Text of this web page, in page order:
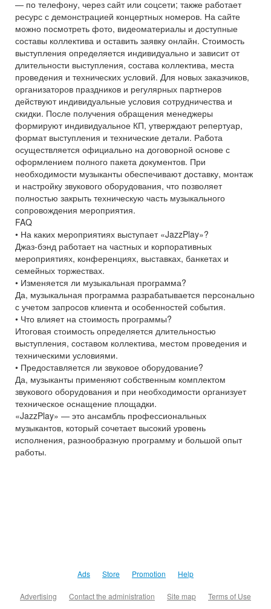
— по телефону, через сайт или соцсети; также работает
ресурс с демонстрацией концертных номеров. На сайте
можно посмотреть фото, видеоматериалы и доступные
составы коллектива и оставить заявку онлайн. Стоимость
выступления определяется индивидуально и зависит от
длительности выступления, состава коллектива, места
проведения и технических условий. Для новых заказчиков,
организаторов праздников и регулярных партнеров
действуют индивидуальные условия сотрудничества и
скидки. После получения обращения менеджеры
формируют индивидуальное КП, утверждают репертуар,
формат выступления и технические детали. Работа
осуществляется официально на договорной основе с
оформлением полного пакета документов. При
необходимости музыканты обеспечивают доставку, монтаж
и настройку звукового оборудования, что позволяет
полностью закрыть техническую часть музыкального
сопровождения мероприятия.
FAQ
• На каких мероприятиях выступает «JazzPlay»?
Джаз-бэнд работает на частных и корпоративных
мероприятиях, конференциях, выставках, банкетах и
семейных торжествах.
• Изменяется ли музыкальная программа?
Да, музыкальная программа разрабатывается персонально
с учетом запросов клиента и особенностей события.
• Что влияет на стоимость программы?
Итоговая стоимость определяется длительностью
выступления, составом коллектива, местом проведения и
техническими условиями.
• Предоставляется ли звуковое оборудование?
Да, музыканты применяют собственным комплектом
звукового оборудования и при необходимости организует
техническое оснащение площадки.
«JazzPlay» — это ансамбль профессиональных
музыкантов, который сочетает высокий уровень
исполнения, разнообразную программу и большой опыт
работы.
Ads Store Promotion Help
Advertising Contact the administration Site map Terms of Use